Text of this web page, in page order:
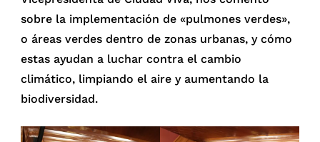
sobre la implementación de «pulmones verdes»,
o áreas verdes dentro de zonas urbanas, y cómo
estas ayudan a luchar contra el cambio
climático, limpiando el aire y aumentando la
biodiversidad.